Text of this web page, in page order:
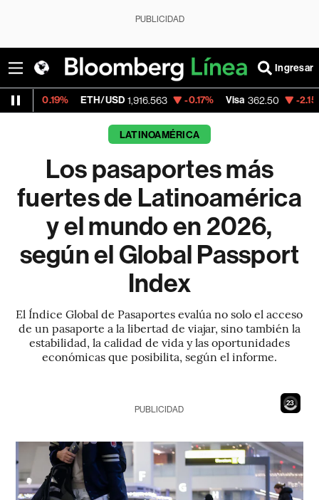
PUBLICIDAD
Ingresar
ETH/USD 1,916.563 -0.17% Visa 362.50 -2.15%
LATINOAMÉRICA
Los pasaportes más
fuertes de Latinoamérica
y el mundo en 2026,
según el Global Passport
Index
El Índice Global de Pasaportes evalúa no solo el acceso
de un pasaporte a la libertad de viajar, sino también la
estabilidad, la calidad de vida y las oportunidades
económicas que posibilita, según el informe.
21
PUBLICIDAD